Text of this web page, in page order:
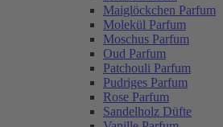
Maiglöckchen Parfum
Molekül Parfum
Moschus Parfum
Oud Parfum
Patchouli Parfum
Pudriges Parfum
Rose Parfum
Sandelholz Düfte